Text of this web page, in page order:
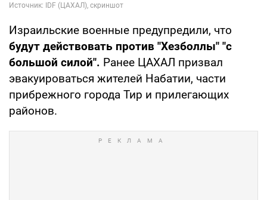
Израильские военные предупредили, что
будут действовать против "Хезболлы" "с
большой силой". Ранее ЦАХАЛ призвал
эвакуироваться жителей Набатии, части
прибрежного города Тир и прилегающих
районов.